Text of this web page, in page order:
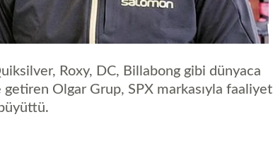
Roxy, DC, Billabong gibi dünyaca
getiren Olgar Grup, SPX markasıyla faaliyet